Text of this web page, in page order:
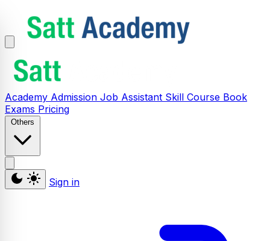
Academy Admission Job Assistant Skill Course Book
Exams Pricing
Others
Sign in